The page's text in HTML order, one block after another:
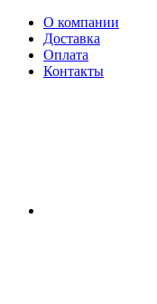
О компании
Доставка
Оплата
Контакты